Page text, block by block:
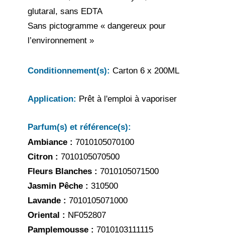
glutaral, sans EDTA
Sans pictogramme « dangereux pour
l’environnement »
Conditionnement(s): Carton 6 x 200ML
Application: Prêt à l'emploi à vaporiser
Parfum(s) et référence(s):
Ambiance : 7010105070100
Citron : 7010105070500
Fleurs Blanches : 7010105071500
Jasmin Pêche : 310500
Lavande : 7010105071000
Oriental : NF052807
Pamplemousse : 7010103111115